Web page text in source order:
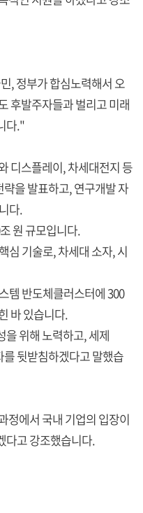
, 정부가 합심노력해서 오
후발주자들과 벌리고 미래
다."
디스플레이, 차세대전지 등
을 발표하고, 연구개발 자
다.
원 규모입니다.
심 기술로, 차세대 소자, 시
템 반도체클러스터에 300
바 있습니다.
을 위해 노력하고, 세제
를 뒷받침하겠다고 말했습
정에서 국내 기업의 입장이
다고 강조했습니다.